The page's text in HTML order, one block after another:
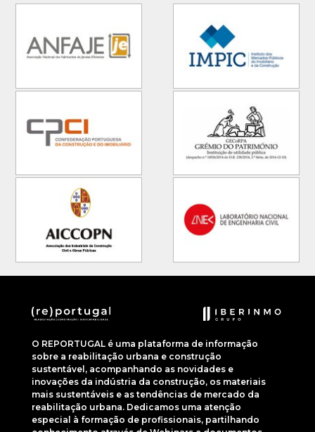
O REPORTUGAL é uma plataforma de informação
sobre a reabilitação urbana e construção
sustentável, acompanhando as novidades e
inovações da indústria da construção, os materiais
mais sustentáveis e as tendências de mercado da
reabilitação urbana. Dedicamos uma atenção
especial à formação de profissionais, partilhando